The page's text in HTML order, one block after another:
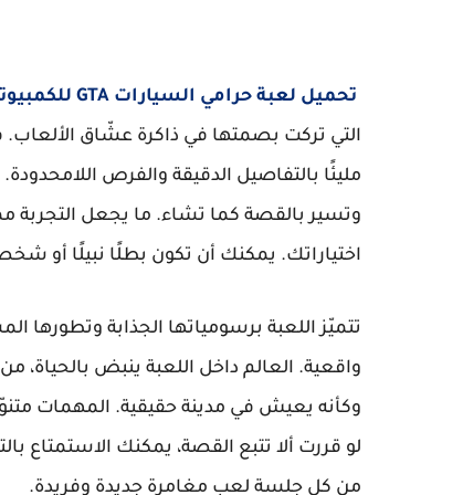
تحميل لعبة حرامي السيارات GTA للكمبيوتر
التي تركت بصمتها في ذاكرة عشّاق الألعاب.
مليئًا بالتفاصيل الدقيقة والفرص
وتسير بالقصة كما تشاء. ما يجعل التجربة
اختياراتك. يمكنك أن تكون بطلًا نبيلًا أو
تتميّز اللعبة برسومياتها الجذابة
واقعية. العالم داخل اللعبة ينبض
وكأنه يعيش في مدينة حقيقية. المهمات
لو قررت ألا تتبع القصة، يمكنك الاستمتاع
من كل جلسة لعب مغامرة جديدة وفريدة.